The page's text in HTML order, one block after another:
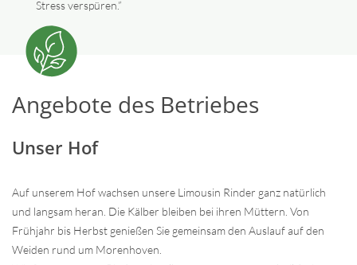
Stress verspüren.”
Angebote des Betriebes
Unser Hof
Auf unserem Hof wachsen unsere Limousin Rinder ganz natürlich
und langsam heran. Die Kälber bleiben bei ihren Müttern. Von
Frühjahr bis Herbst genießen Sie gemeinsam den Auslauf auf den
Weiden rund um Morenhoven.